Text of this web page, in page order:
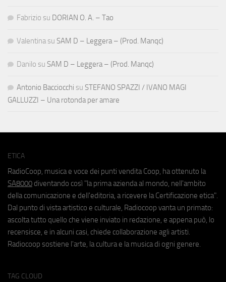
Fabrizio su DORIAN O. A. – Tao
Valentina su SAM D – Leggera – (Prod. Manqc)
Danilo su SAM D – Leggera – (Prod. Manqc)
Antonio Bacciocchi su STEFANO SPAZZI / IVANO MAGI
GALLUZZI – Una rotonda per amare
ETICA
RadioCoop, musica e voce dei punti vendita Coop, ha ottenuto la
SA8000 diventando così "la prima azienda al mondo, nell'ambito
della comunicazione e dell'editoria, a ricevere la Certificazione etica".
Dal punto di vista artistico e culturale, Radiocoop vanta un primato:
ascolta tutto quello che viene inviato in redazione, e appena può, lo
recensisce, e in alcuni casi, chiede collaborazione agli artisti.
Radiocoop sostiene l'arte, la cultura e la musica di ogni genere.
TAG CLOUD